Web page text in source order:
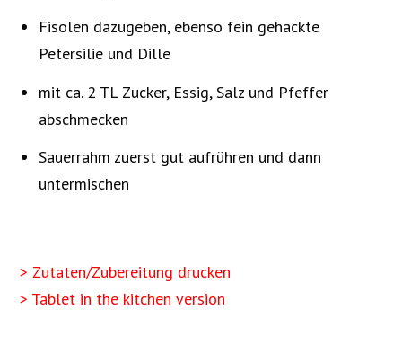
Fisolen dazugeben, ebenso fein gehackte
Petersilie und Dille
mit ca. 2 TL Zucker, Essig, Salz und Pfeffer
abschmecken
Sauerrahm zuerst gut aufrühren und dann
untermischen
> Zutaten/Zubereitung drucken
> Tablet in the kitchen version